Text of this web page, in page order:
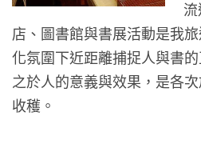
店、圖書館與書展活動是我
化氛圍下近距離捕捉人與書
之於人的意義與效果，是各
收穫。